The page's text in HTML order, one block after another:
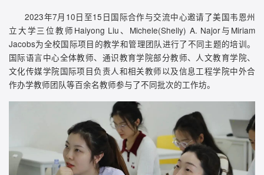
2023年7月10日至15日国际合作与交流中心邀请了美国韦恩州
立大学三位教师Haiyong Liu、Michele(Shelly) A. Najor与Miriam
Jacobs为全校国际项目的教学和管理团队进行了不同主题的培训。
国际语言中心全体教师、通识教育学院部分教师、人文教育学院、
文化传媒学院国际项目负责人和相关教师以及信息工程学院中外合
作办学教师团队等百余名教师参与了不同批次的工作坊。